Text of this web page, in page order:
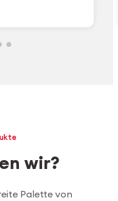
wir?
Palette von